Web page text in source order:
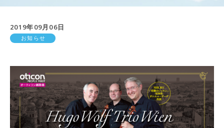
2019年09月06日
お知らせ